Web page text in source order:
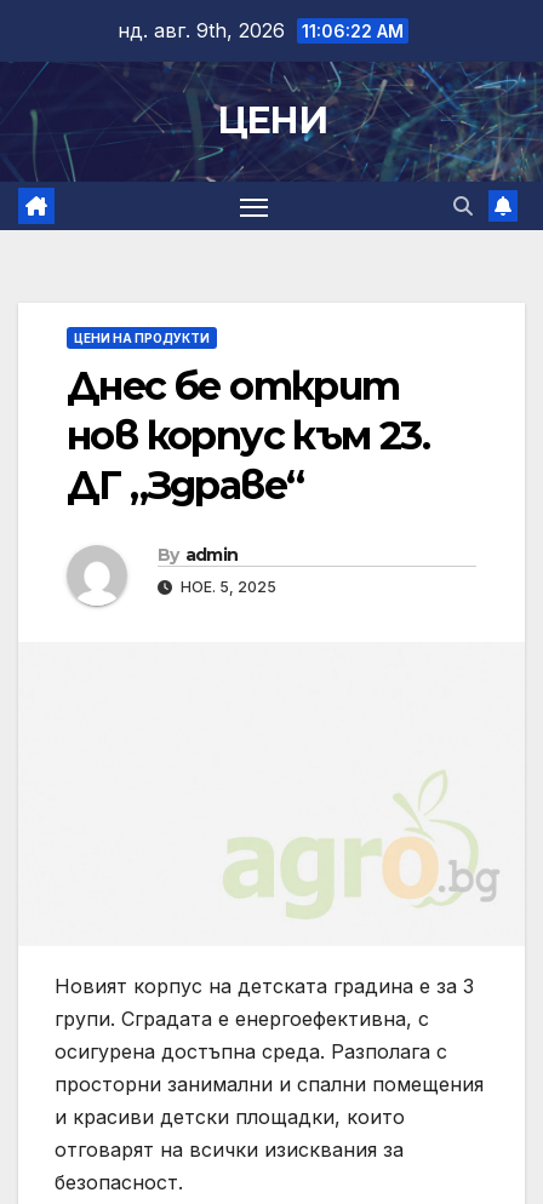
content
нд. авг. 9th, 2026 11:06:22 AM
ЦЕНИ
ЦЕНИ НА ПРОДУКТИ
Днес бе открит
нов корпус към 23.
ДГ „Здраве“
By admin
НОЕ. 5, 2025
Новият корпус на детската градина е за 3
групи. Сградата е енергоефективна, с
осигурена достъпна среда. Разполага с
просторни занимални и спални помещения
и красиви детски площадки, които
отговарят на всички изисквания за
безопасност.